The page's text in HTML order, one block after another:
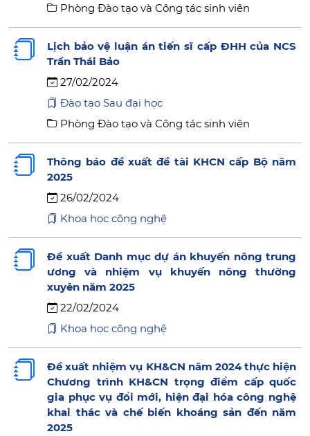
Phòng Đào tạo và Công tác sinh viên
Lịch bảo vệ luận án tiến sĩ cấp ĐHH của NCS
Trần Thái Bảo
27/02/2024
Đào tạo Sau đại học
Phòng Đào tạo và Công tác sinh viên
Thông báo đề xuất đề tài KHCN cấp Bộ năm
2025
26/02/2024
Khoa học công nghệ
Đề xuất Danh mục dự án khuyến nông trung
ương và nhiệm vụ khuyến nông thường
xuyên năm 2025
22/02/2024
Khoa học công nghệ
Đề xuất nhiệm vụ KH&CN năm 2024 thực hiện
Chương trình KH&CN trọng điểm cấp quốc
gia phục vụ đổi mới, hiện đại hóa công nghệ
khai thác và chế biến khoáng sản đến năm
2025